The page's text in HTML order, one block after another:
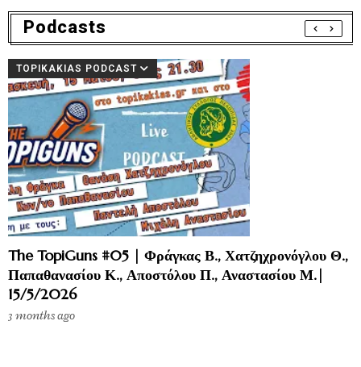
Podcasts
TOPIKAKIAS PODCAST
The TopiGuns #05 | Φράγκας Β., Χατζηχρονόγλου Θ.,
Παπαθανασίου Κ., Αποστόλου Π., Αναστασίου Μ.|
15/5/2026
3 months ago